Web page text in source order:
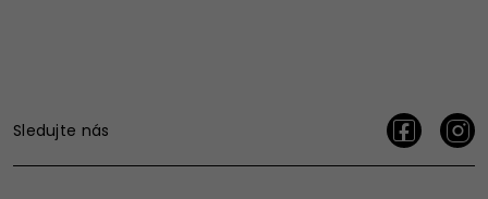
Sledujte nás